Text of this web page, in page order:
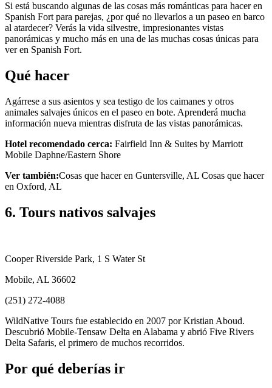
Si está buscando algunas de las cosas más románticas para hacer en
Spanish Fort para parejas, ¿por qué no llevarlos a un paseo en barco
al atardecer? Verás la vida silvestre, impresionantes vistas
panorámicas y mucho más en una de las muchas cosas únicas para
ver en Spanish Fort.
Qué hacer
Agárrese a sus asientos y sea testigo de los caimanes y otros
animales salvajes únicos en el paseo en bote. Aprenderá mucha
información nueva mientras disfruta de las vistas panorámicas.
Hotel recomendado cerca: Fairfield Inn & Suites by Marriott
Mobile Daphne/Eastern Shore
Ver también:Cosas que hacer en Guntersville, AL Cosas que hacer
en Oxford, AL
6. Tours nativos salvajes
Cooper Riverside Park, 1 S Water St
Mobile, AL 36602
(251) 272-4088
WildNative Tours fue establecido en 2007 por Kristian Aboud.
Descubrió Mobile-Tensaw Delta en Alabama y abrió Five Rivers
Delta Safaris, el primero de muchos recorridos.
Por qué deberías ir